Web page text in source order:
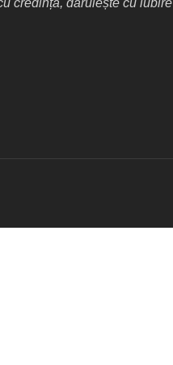
credință, dăruiește cu iubire